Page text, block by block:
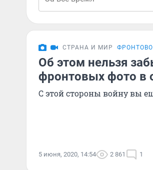
СТРАНА И МИР
Об этом нельзя
фронтовых фото в
С этой стороны войну вы
5 июня, 2020, 14:54 2 861 1